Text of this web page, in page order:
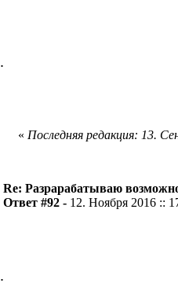
.
« Последняя редакция: 13.
Re: Разрарабатываю
Ответ #92 - 12. Ноября 2016 ::
.